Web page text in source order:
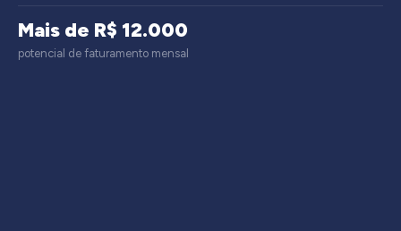
Mais de R$ 12.000
potencial de faturamento mensal